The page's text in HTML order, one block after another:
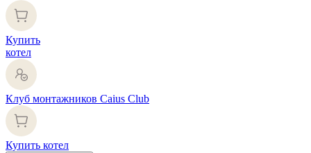
Купить
котел
Клуб монтажников Caius Club
Купить котел